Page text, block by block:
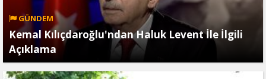
GÜNDEM
Kemal Kılıçdaroğlu'ndan Haluk Levent İle İlgili
Açıklama